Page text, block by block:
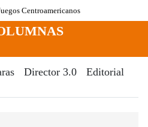
Centroamericanos
Director 3.0 Editorial